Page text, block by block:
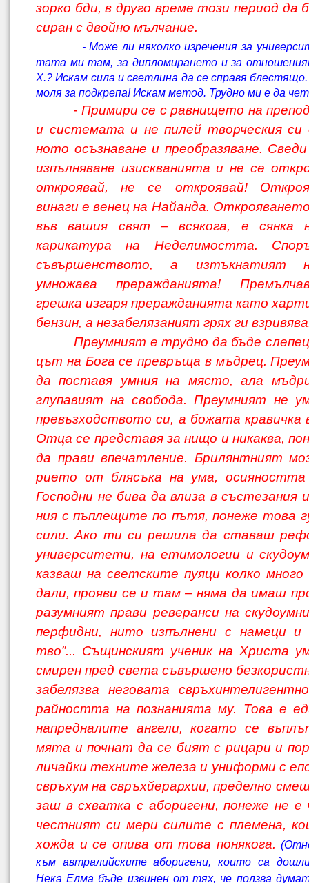
зорко бди, в друго време този период да
сиран с двойно мълчание.
- Може ли няколко изречения за
тата ми там, за дипломирането и за
Х.? Искам сила и светлина да се справя
моля за подкрепа! Искам метод. Трудно ми е да
- Примири се с равнището на
и системата и не пилей творческия
ното осъзнаване и преобразяване.
изпълняване изискванията и не се
откроявай, не се откроявай!
винаги е венец на Найанда.
във вашия свят – всякога, е
карикатура на Неделимостта.
съвършенството, а изтъкнатият
умножава прераждани­ята!
грешка изгаря прераждани­ята като
бензин, а незабелязаният грях ги
Преумният е трудно да бъде
цът на Бога се превръща в мъдрец.
да поставя умния на място, ала
глупавият на свобода. Преумният не
превъзходството си, а божата кравичка
Отца се представя за нищо и никаква,
да прави впечатление. Брилянтният
рието от блясъка на ума,
Господни не бива да влиза в състезания
ния с пъплещите по пътя, понеже това
сили. Ако ти си решила да ставаш
университети, на етимологии и
казваш на светските пуяци колко
дали, прояви се и там – няма да имаш
разумният прави реверанси на
перфидни, нито изпълнени с намеци и
тво”... Същинският ученик на Христа
смирен пред света съвършено
забелязва неговата
райността на познанията му. Това е
напредналите ангели, когато се
мята и почнат да се бият с рицари и
личайки техните железа и униформи с
свръхум на свръхйерархии, пределно
заш в схватка с аборигени, понеже не
честният си мери силите с племена,
хожда и се опива от това понякога.
към автралийските аборигени, които са
Нека Елма бъде из­винен от тях, че ползва